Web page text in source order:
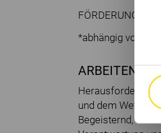
FÖRDERUNG
*abhängig von
ARBEITEN BEI
Herausfordernd,
und dem
Begeisternd,